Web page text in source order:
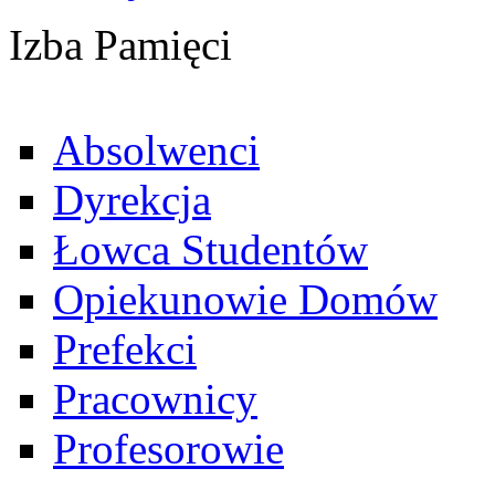
Izba Pamięci
Absolwenci
Dyrekcja
Łowca Studentów
Opiekunowie Domów
Prefekci
Pracownicy
Profesorowie